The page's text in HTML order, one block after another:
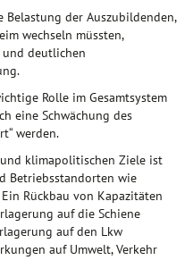
Belastung der Auszubildenden,
wechseln müssten,
deutlichen
Rolle im Gesamtsystem
eine Schwächung des
werden.
klimapolitischen Ziele ist
Betriebsstandorten wie
Rückbau von Kapazitäten
auf die Schiene
auf den Lkw
auf Umwelt, Verkehr